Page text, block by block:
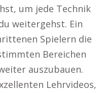
um jede Technik
weitergehst. Ein
Spielern die
Bereichen
auszubauen.
Lehrvideos,